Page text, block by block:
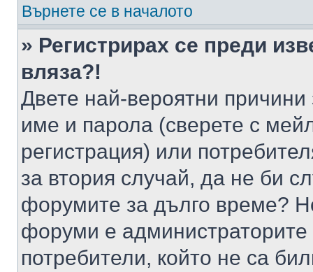
Върнете се в началото
» Регистрирах се преди
вляза?!
Двете най-вероятни
име и парола (сверете с
регистрация) или
за втория случай, да не би
форумите за дълго време?
форуми е администраторите
потребители, който не са